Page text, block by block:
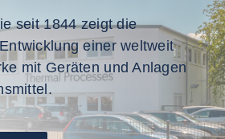
seit 1844 zeigt die
einer weltweit
mit Geräten und Anlagen